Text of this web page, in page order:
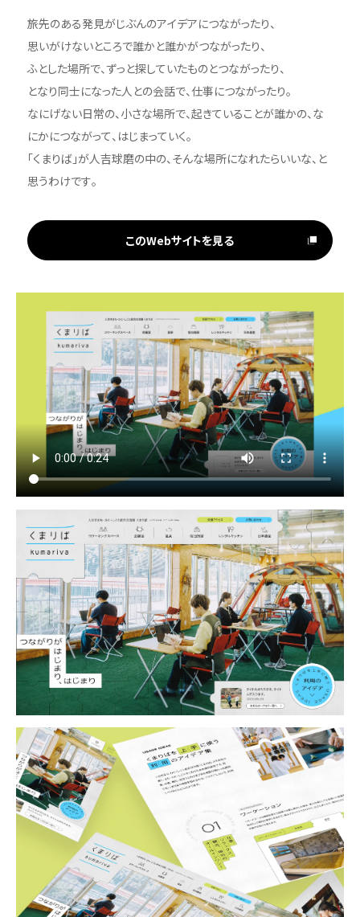
旅先のある発見がじぶんのアイデアにつながったり、
思いがけないところで誰かと誰かがつながったり、
ふとした場所で、ずっと探していたものとつながったり、
となり同士になった人との会話で、仕事につながったり。
なにげない日常の、小さな場所で、起きていることが誰かの、な
にかにつながって、はじまっていく。
「くまりば」が人吉球磨の中の、そんな場所になれたらいいな、と
思うわけです。
このWebサイトを見る